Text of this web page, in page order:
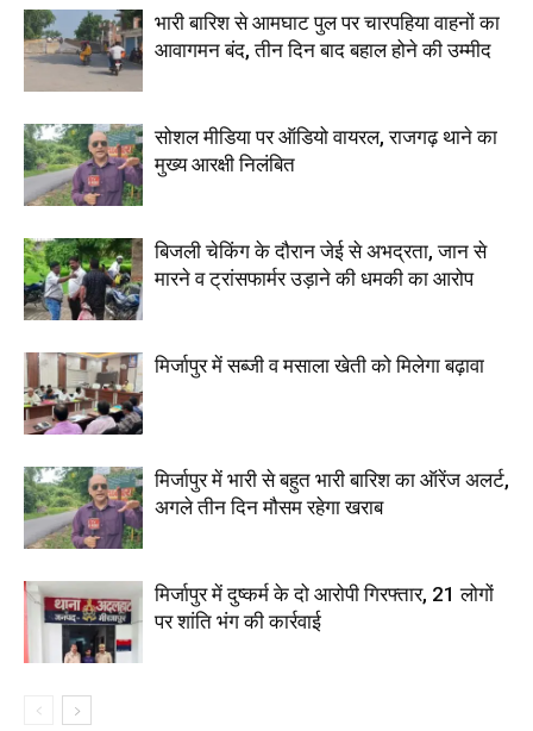
भारी बारिश से आमघाट पुल पर चारपहिया वाहनों का
आवागमन बंद, तीन दिन बाद बहाल होने की उम्मीद
सोशल मीडिया पर ऑडियो वायरल, राजगढ़ थाने का
मुख्य आरक्षी निलंबित
बिजली चेकिंग के दौरान जेई से अभद्रता, जान से
मारने व ट्रांसफार्मर उड़ाने की धमकी का आरोप
मिर्जापुर में सब्जी व मसाला खेती को मिलेगा बढ़ावा
मिर्जापुर में भारी से बहुत भारी बारिश का ऑरेंज अलर्ट,
अगले तीन दिन मौसम रहेगा खराब
मिर्जापुर में दुष्कर्म के दो आरोपी गिरफ्तार, 21 लोगों
पर शांति भंग की कार्रवाई